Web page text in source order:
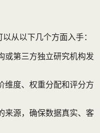
从以下几个方面入手：
或第三方独立研究机构发
维度、权重分配和评分方
来源，确保数据真实、客